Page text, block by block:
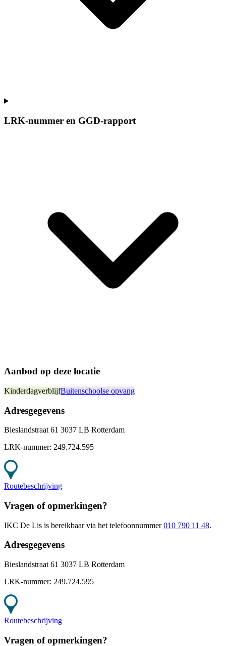
LRK-nummer en GGD-rapport
Aanbod op deze locatie
KinderdagverblijfBuitenschoolse opvang
Adresgegevens
Bieslandstraat 61 3037 LB Rotterdam
LRK-nummer: 249.724.595
Routebeschrijving
Vragen of opmerkingen?
IKC De Lis is bereikbaar via het telefoonnummer 010 790 11 48.
Adresgegevens
Bieslandstraat 61 3037 LB Rotterdam
LRK-nummer: 249.724.595
Routebeschrijving
Vragen of opmerkingen?